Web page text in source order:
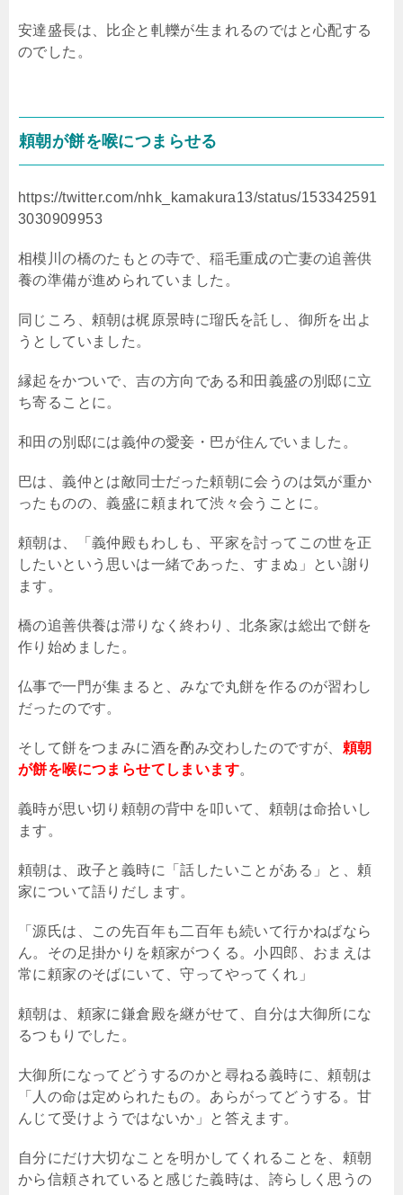
安達盛長は、比企と軋轢が生まれるのではと心配する
のでした。
頼朝が餅を喉につまらせる
https://twitter.com/nhk_kamakura13/status/153342591
3030909953
相模川の橋のたもとの寺で、稲毛重成の亡妻の追善供
養の準備が進められていました。
同じころ、頼朝は梶原景時に瑠氏を託し、御所を出よ
うとしていました。
縁起をかついで、吉の方向である和田義盛の別邸に立
ち寄ることに。
和田の別邸には義仲の愛妾・巴が住んでいました。
巴は、義仲とは敵同士だった頼朝に会うのは気が重か
ったものの、義盛に頼まれて渋々会うことに。
頼朝は、「義仲殿もわしも、平家を討ってこの世を正
したいという思いは一緒であった、すまぬ」とい謝り
ます。
橋の追善供養は滞りなく終わり、北条家は総出で餅を
作り始めました。
仏事で一門が集まると、みなで丸餅を作るのが習わし
だったのです。
そして餅をつまみに酒を酌み交わしたのですが、 頼朝
が餅を喉につまらせてしまいます。
義時が思い切り頼朝の背中を叩いて、頼朝は命拾いし
ます。
頼朝は、政子と義時に「話したいことがある」と、頼
家について語りだします。
「源氏は、この先百年も二百年も続いて行かねばなら
ん。その足掛かりを頼家がつくる。小四郎、おまえは
常に頼家のそばにいて、守ってやってくれ」
頼朝は、頼家に鎌倉殿を継がせて、自分は大御所にな
るつもりでした。
大御所になってどうするのかと尋ねる義時に、頼朝は
「人の命は定められたもの。あらがってどうする。甘
んじて受けようではないか」と答えます。
自分にだけ大切なことを明かしてくれることを、頼朝
から信頼されていると感じた義時は、誇らしく思うの